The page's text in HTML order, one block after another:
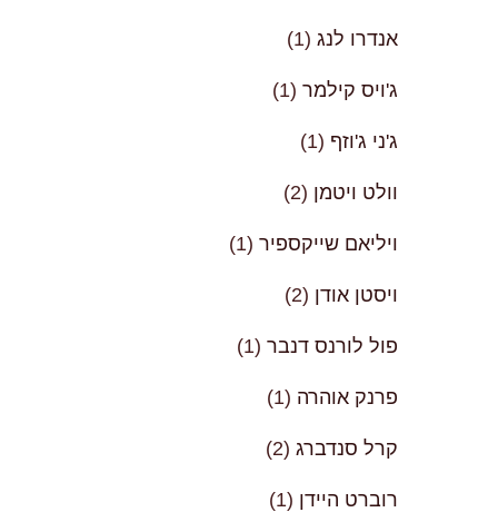
אנדרו לנג (1)
ג'ויס קילמר (1)
ג'ני ג'וזף (1)
וולט ויטמן (2)
ויליאם שייקספיר (1)
ויסטן אודן (2)
פול לורנס דנבר (1)
פרנק אוהרה (1)
קרל סנדברג (2)
רוברט היידן (1)